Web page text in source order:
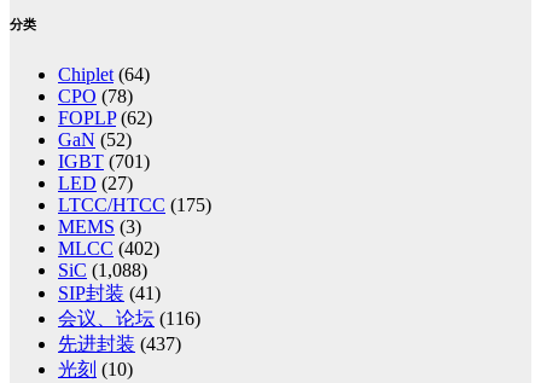
分类
Chiplet (64)
CPO (78)
FOPLP(62)
GaN (52)
IGBT (701)
LED (27)
LTCC/HTCC (175)
MEMS (3)
MLCC (402)
SiC (1,088)
SIP封装 (41)
会议、论坛 (116)
先进封装 (437)
光刻 (10)